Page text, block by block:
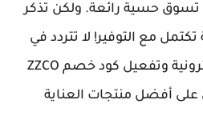
تسوق حسية رائعة. ولكن تذكر
تكتمل مع التوفير! لا تتردد في
استخدام منصتهم الإلكترونية وتفعيل كود خصم ZZCO
أفضل منتجات العناية